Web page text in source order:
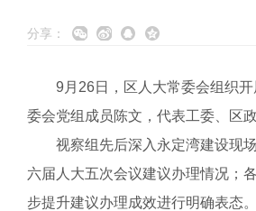
分享：
9月26日，区人大常委会组织开
委会党组成员陈文，代表工委、区
视察组先后深入永定湾建设现场
六届人大五次会议建议办理情况；
步提升建议办理成效进行明确表态。